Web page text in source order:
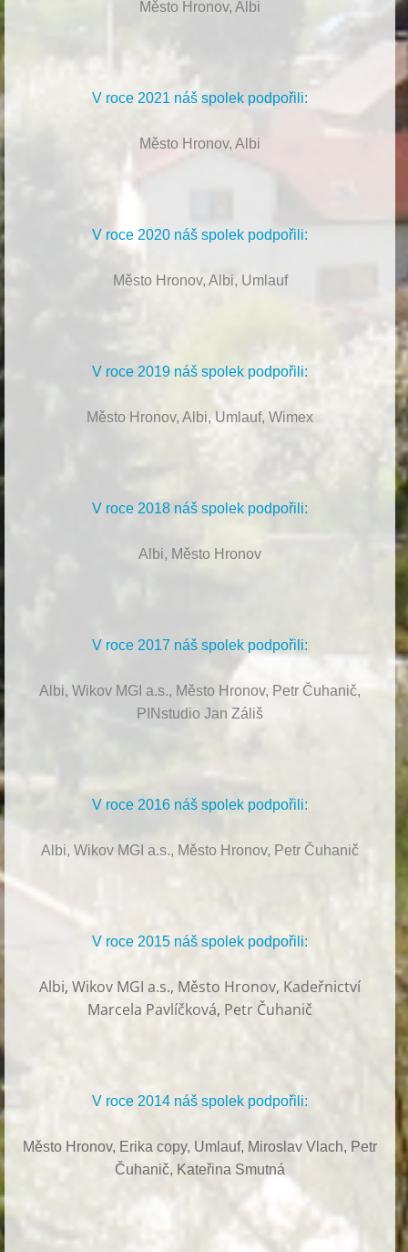
Město Hronov, Albi
V roce 2021 náš spolek podpořili:
Město Hronov, Albi
V roce 2020 náš spolek podpořili:
Město Hronov, Albi, Umlauf
V roce 2019 náš spolek podpořili:
Město Hronov, Albi, Umlauf, Wimex
V roce 2018 náš spolek podpořili:
Albi, Město Hronov
V roce 2017 náš spolek podpořili:
Albi, Wikov MGI a.s., Město Hronov, Petr Čuhanič,
PINstudio Jan Záliš
V roce 2016 náš spolek podpořili:
Albi, Wikov MGI a.s., Město Hronov, Petr Čuhanič
V roce 2015 náš spolek podpořili:
Albi,Wikov MGI a.s., Město Hronov, Kadeřnictví
Marcela Pavlíčková, Petr Čuhanič
V roce 2014 náš spolek podpořili:
Město Hronov, Erika copy, Umlauf, Miroslav Vlach, Petr
Čuhanič, Kateřina Smutná